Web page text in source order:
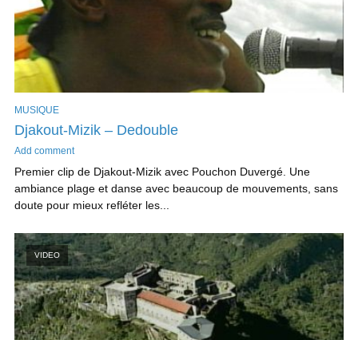
MUSIQUE
Djakout-Mizik – Dedouble
Add comment
Premier clip de Djakout-Mizik avec Pouchon Duvergé. Une
ambiance plage et danse avec beaucoup de mouvements, sans
doute pour mieux refléter les...
VIDEO